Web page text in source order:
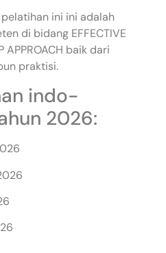
ini ini adalah
di bidang EFFECTIVE
APPROACH baik dari
praktisi.
indo-
2026: